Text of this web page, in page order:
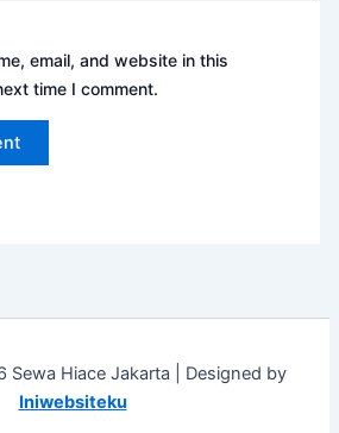
email, and website in this
time I comment.
Hiace Jakarta | Designed by
Iniwebsiteku